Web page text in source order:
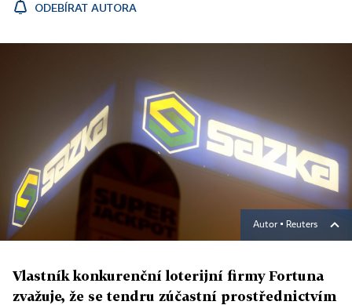
ODEBÍRAT AUTORA
Autor ▪ Reuters
Vlastník konkurenční loterijní firmy Fortuna
zvažuje, že se tendru zúčastní prostřednictvím